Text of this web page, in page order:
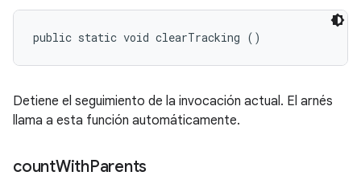
public static void clearTracking ()
Detiene el seguimiento de la invocación actual. El arnés
llama a esta función automáticamente.
countWithParents